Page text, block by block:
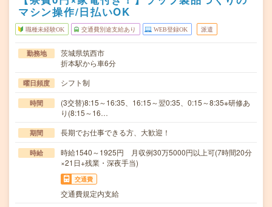
マシン操作/日払いOK
職種未経験OK 交通費別途支給あり WEB登録OK 派遣
勤務地
茨城県筑西市
折本駅から車6分
曜日頻度 シフト制
時間
(3交替)8:15～16:35、16:15～翌0:35、0:15～8:35※研修あ
り(8:15～16…
期間 長期でお仕事できる方、大歓迎！
時給
時給1540～1925円 月収例30万5000円以上可(7時間20分
×21日+残業・深夜手当)
交通費
交通費規定内支給